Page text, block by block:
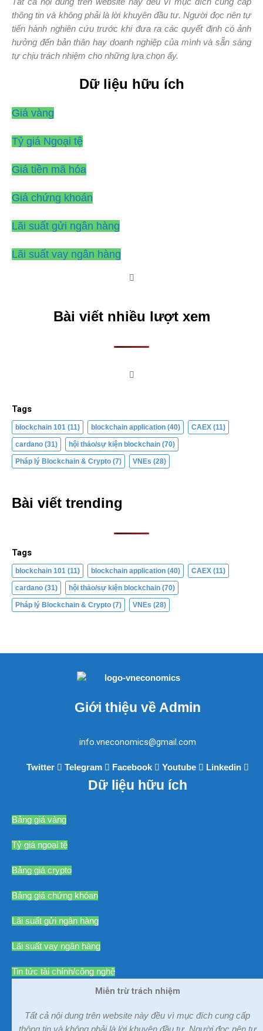
thông tin và không phải là lời khuyên đầu tư. Người đọc nên tự
tiến hành nghiên cứu trước khi đưa ra các quyết định có ảnh
hưởng đến bản thân hay doanh nghiệp của mình và sẵn sàng
tự chịu trách nhiệm cho những lựa chọn ấy.
Dữ liệu hữu ích
Giá vàng
Tỷ giá Ngoại tệ
Giá tiền mã hóa
Giá chứng khoán
Lãi suất gửi ngân hàng
Lãi suất vay ngân hàng
Bài viết nhiều lượt xem
Tags
blockchain 101 (11) blockchain application (40) CAEX (11)
cardano (31) hội thảo/sự kiện blockchain (70)
Pháp lý Blockchain & Crypto (7) VNEs (28)
Bài viết trending
Tags
blockchain 101 (11) blockchain application (40) CAEX (11)
cardano (31) hội thảo/sự kiện blockchain (70)
Pháp lý Blockchain & Crypto (7) VNEs (28)
Giới thiệu về Admin
info.vneconomics@gmail.com
Twitter Telegram Facebook Youtube Linkedin
Dữ liệu hữu ích
Bảng giá vàng
Tỷ giá ngoại tệ
Bảng giá crypto
Bảng giá chứng khóan
Lãi suất gửi ngân hàng
Lãi suất vay ngân hàng
Tin tức tài chính/công nghệ
Miễn trừ trách nhiệm
Tất cả nội dung trên website này đều vì mục đích cung cấp